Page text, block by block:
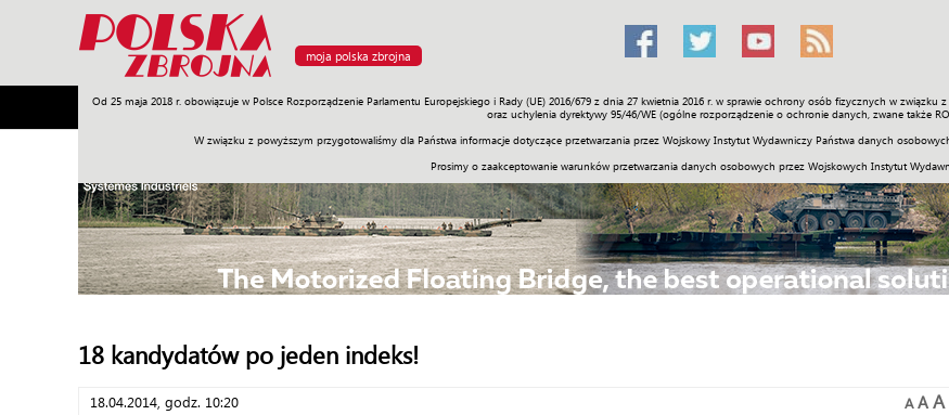
moja polska zbrojna
Od 25 maja 2018 r. obowiązuje w Polsce Rozporządzenie Parlamentu Europejskiego i Rady (UE) 2016/679 z dnia 27 kwietnia 2016 r. w sprawie ochrony osób fizycznych w
oraz uchylenia dyrektywy 95/46/WE (ogólne rozporządzenie o ochronie danych, zwane także
W związku z powyższym przygotowaliśmy dla Państwa informacje dotyczące przetwarzania przez Wojskowy Instytut Wydawniczy Państwa danych
Prosimy o zaakceptowanie warunków przetwarzania danych osobowych przez Wojskowych Instytut
Armia Poligon Sprzęt Misje Polityka Prawo Świat Społeczność Sport Historia Galerie Wideo
18 kandydatów po jeden indeks!
18.04.2014, godz. 10:20 A A A